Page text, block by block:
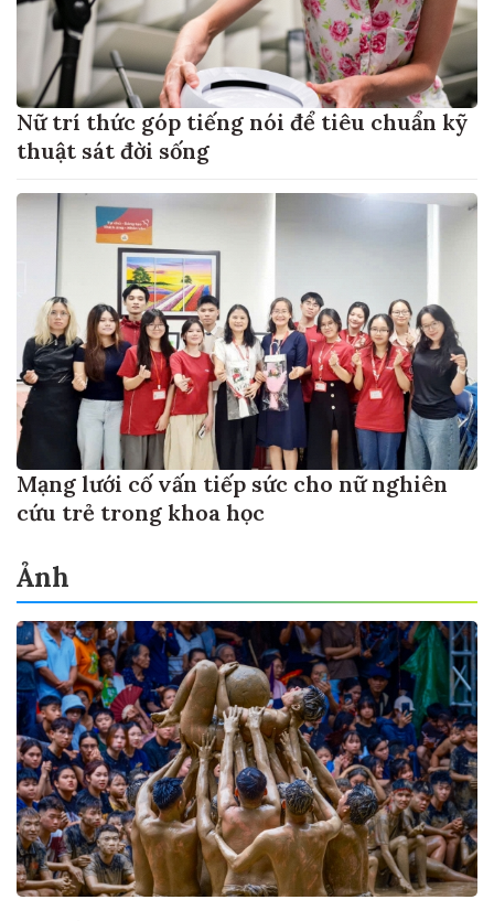
Nữ trí thức góp tiếng nói để tiêu chuẩn kỹ
thuật sát đời sống
Mạng lưới cố vấn tiếp sức cho nữ nghiên
cứu trẻ trong khoa học
Ảnh